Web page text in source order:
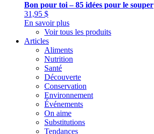
Bon pour toi – 85 idées pour le souper
31,95 $
En savoir plus
Voir tous les produits
Articles
Aliments
Nutrition
Santé
Découverte
Conservation
Environnement
Événements
On aime
Substitutions
Tendances